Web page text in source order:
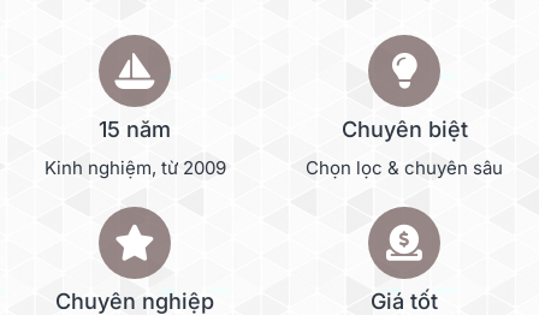
15 năm
Kinh nghiệm, từ 2009
Chuyên biệt
Chọn lọc & chuyên sâu
Chuyên nghiệp Giá tốt